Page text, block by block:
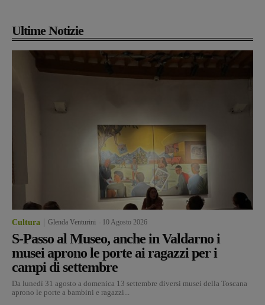
Ultime Notizie
Cultura Glenda Venturini 10 Agosto 2026
S-Passo al Museo, anche in Valdarno i
musei aprono le porte ai ragazzi per i
campi di settembre
Da lunedì 31 agosto a domenica 13 settembre diversi musei della Toscana
aprono le porte a bambini e ragazzi...